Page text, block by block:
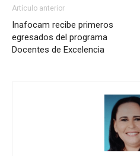
Artículo anterior
Inafocam recibe primeros
egresados del programa
Docentes de Excelencia